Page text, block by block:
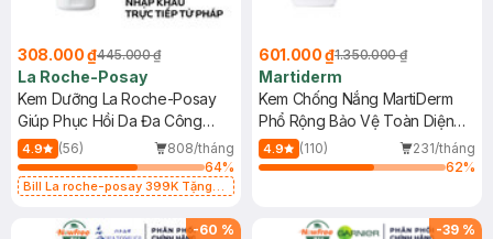
308.000 ₫445.000 ₫
La Roche-Posay
Kem Dưỡng La Roche-Posay
Giúp Phục Hồi Da Đa Công
Dụng 40ml
4.9 (56)
808/tháng
64%
Bill La roche-posay 399K Tặng
(SL có hạn)
601.000 ₫1.350.000 ₫
Martiderm
Kem Chống Nắng MartiDerm
Phổ Rộng Bảo Vệ Toàn Diện
40ml
4.9 (110)
231/tháng
62%
-60 % -39 %